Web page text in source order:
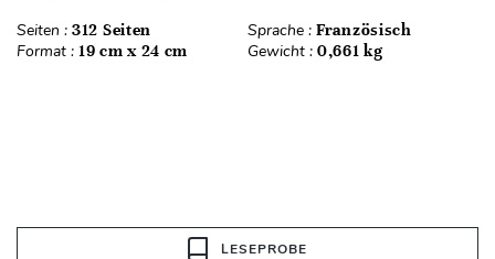
Seiten : 312 Seiten Sprache : Französisch
Format : 19 cm x 24 cm Gewicht : 0,661 kg
LESEPROBE